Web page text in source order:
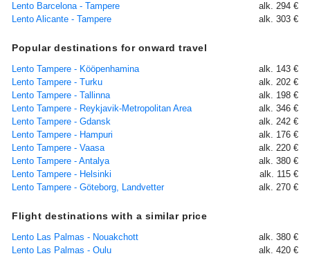
Lento Barcelona - Tampere
alk. 294 €
Lento Alicante - Tampere
alk. 303 €
Popular destinations for onward travel
Lento Tampere - Kööpenhamina
alk. 143 €
Lento Tampere - Turku
alk. 202 €
Lento Tampere - Tallinna
alk. 198 €
Lento Tampere - Reykjavik-Metropolitan Area
alk. 346 €
Lento Tampere - Gdansk
alk. 242 €
Lento Tampere - Hampuri
alk. 176 €
Lento Tampere - Vaasa
alk. 220 €
Lento Tampere - Antalya
alk. 380 €
Lento Tampere - Helsinki
alk. 115 €
Lento Tampere - Göteborg, Landvetter
alk. 270 €
Flight destinations with a similar price
Lento Las Palmas - Nouakchott
alk. 380 €
Lento Las Palmas - Oulu
alk. 420 €